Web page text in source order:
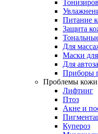
Питание
Защита
Для
Маски
Для
Приборы
Проблемы кожи
Лифтинг
Птоз
Акне и
Купероз